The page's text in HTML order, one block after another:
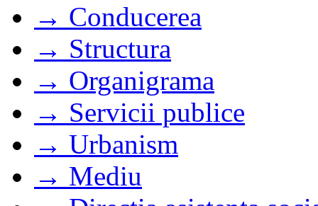
→ Conducerea
→ Structura
→ Organigrama
→ Servicii publice
→ Urbanism
→ Mediu